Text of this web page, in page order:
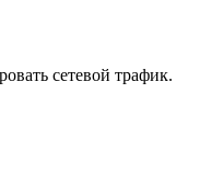
сетевой трафик.